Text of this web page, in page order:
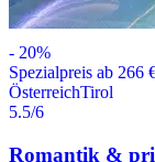
- 20%
Spezialpreis ab 266
ÖsterreichTirol
5.5/6
Romantik &